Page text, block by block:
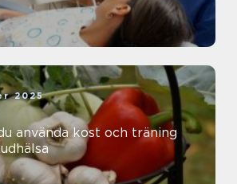
2025
använda kost och träning